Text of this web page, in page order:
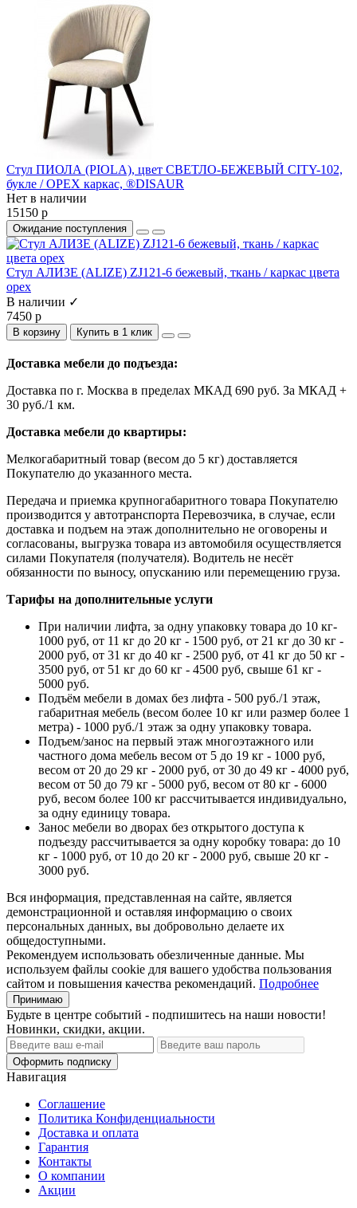
Стул ПИОЛА (PIOLA), цвет СВЕТЛО-БЕЖЕВЫЙ CITY-102,
букле / ОРЕХ каркас, ®DISAUR
Нет в наличии
15150 р
Ожидание поступления
Стул АЛИЗЕ (ALIZE) ZJ121-6 бежевый, ткань / каркас цвета
орех
В наличии ✓
7450 р
В корзину Купить в 1 клик
Доставка мебели до подъезда:
Доставка по г. Москва в пределах МКАД 690 руб. За МКАД +
30 руб./1 км.
Доставка мебели до квартиры:
Мелкогабаритный товар (весом до 5 кг) доставляется
Покупателю до указанного места.
Передача и приемка крупногабаритного товара Покупателю
производится у автотранспорта Перевозчика, в случае, если
доставка и подъем на этаж дополнительно не оговорены и
согласованы, выгрузка товара из автомобиля осуществляется
силами Покупателя (получателя). Водитель не несёт
обязанности по выносу, опусканию или перемещению груза.
Тарифы на дополнительные услуги
При наличии лифта, за одну упаковку товара до 10 кг-
1000 руб, от 11 кг до 20 кг - 1500 руб, от 21 кг до 30 кг -
2000 руб, от 31 кг до 40 кг - 2500 руб, от 41 кг до 50 кг -
3500 руб, от 51 кг до 60 кг - 4500 руб, свыше 61 кг -
5000 руб.
Подъём мебели в домах без лифта - 500 руб./1 этаж,
габаритная мебель (весом более 10 кг или размер более 1
метра) - 1000 руб./1 этаж за одну упаковку товара.
Подъем/занос на первый этаж многоэтажного или
частного дома мебель весом от 5 до 19 кг - 1000 руб,
весом от 20 до 29 кг - 2000 руб, от 30 до 49 кг - 4000 руб,
весом от 50 до 79 кг - 5000 руб, весом от 80 кг - 6000
руб, весом более 100 кг рассчитывается индивидуально,
за одну единицу товара.
Занос мебели во дворах без открытого доступа к
подъезду рассчитывается за одну коробку товара: до 10
кг - 1000 руб, от 10 до 20 кг - 2000 руб, свыше 20 кг -
3000 руб.
Вся информация, представленная на сайте, является
демонстрационной и оставляя информацию о своих
персональных данных, вы добровольно делаете их
общедоступными.
Рекомендуем использовать обезличенные данные. Мы
используем файлы cookie для вашего удобства пользования
сайтом и повышения качества рекомендаций. Подробнее
Принимаю
Будьте в центре событий - подпишитесь на наши новости!
Новинки, скидки, акции.
Оформить подписку
Навигация
Соглашение
Политика Конфиденциальности
Доставка и оплата
Гарантия
Контакты
О компании
Акции